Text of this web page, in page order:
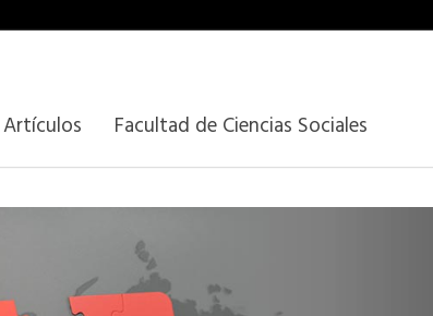
Artículos Facultad de Ciencias Sociales